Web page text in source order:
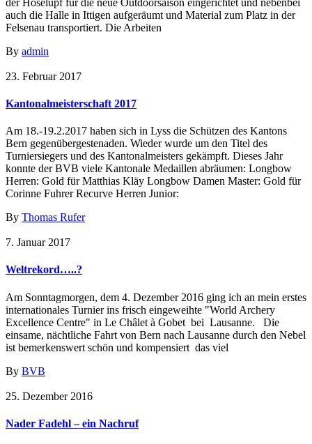
auch die Halle in Ittigen aufgeräumt und Material zum Platz in der
Felsenau transportiert. Die Arbeiten
By admin
23. Februar 2017
Kantonalmeisterschaft 2017
Am 18.-19.2.2017 haben sich in Lyss die Schützen des Kantons
Bern gegenübergestenaden. Wieder wurde um den Titel des
Turniersiegers und des Kantonalmeisters gekämpft. Dieses Jahr
konnte der BVB viele Kantonale Medaillen abräumen: Longbow
Herren: Gold für Matthias Kläy Longbow Damen Master: Gold für
Corinne Fuhrer Recurve Herren Junior:
By Thomas Rufer
7. Januar 2017
Weltrekord…..?
Am Sonntagmorgen, dem 4. Dezember 2016 ging ich an mein erstes
internationales Turnier ins frisch eingeweihte "World Archery
Excellence Centre" in Le Châlet à Gobet bei Lausanne. Die
einsame, nächtliche Fahrt von Bern nach Lausanne durch den Nebel
ist bemerkenswert schön und kompensiert das viel
By BVB
25. Dezember 2016
Nader Fadehl – ein Nachruf